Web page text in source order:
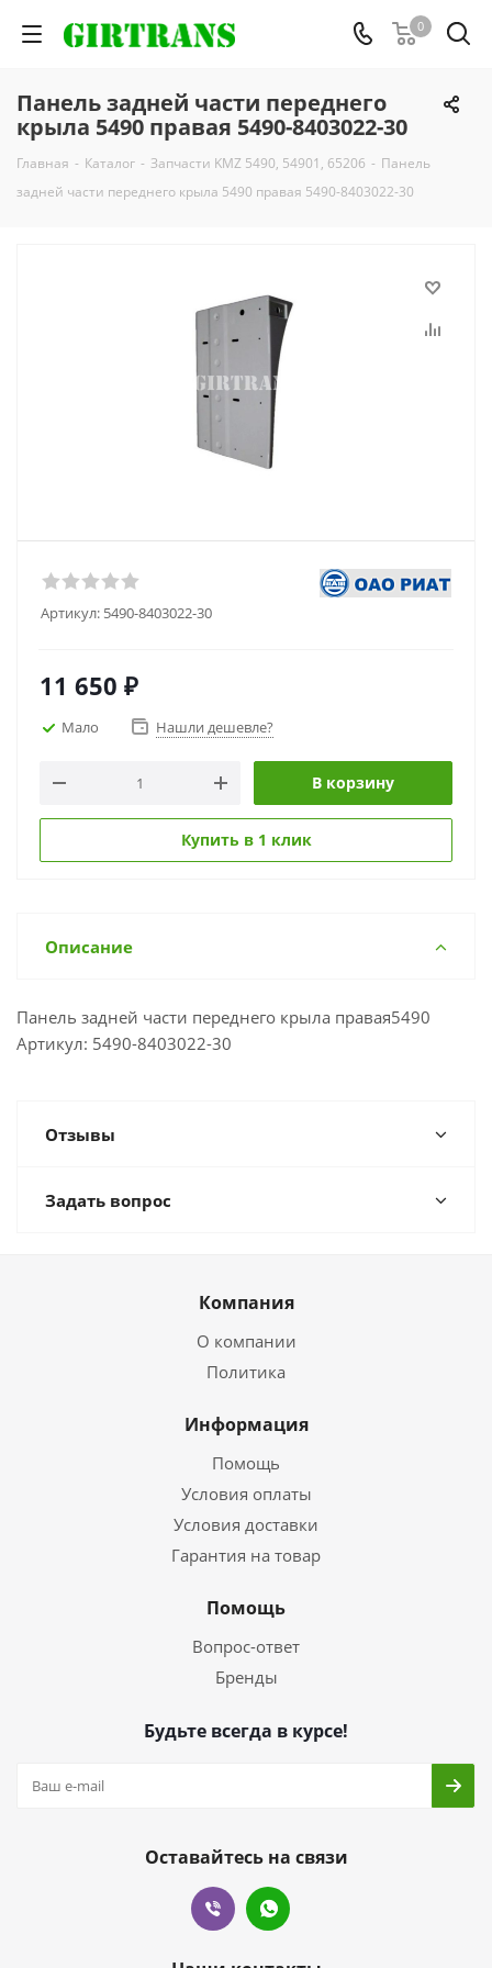
0
Панель задней части переднего
крыла 5490 правая 5490-8403022-30
Главная - Каталог - Запчасти KMZ 5490, 54901, 65206 - Панель
задней части переднего крыла 5490 правая 5490-8403022-30
Артикул: 5490-8403022-30
11 650 ₽
Мало Нашли дешевле?
В корзину
Купить в 1 клик
Описание
Панель задней части переднего крыла правая5490
Артикул: 5490-8403022-30
Отзывы
Задать вопрос
Компания
О компании
Политика
Информация
Помощь
Условия оплаты
Условия доставки
Гарантия на товар
Помощь
Вопрос-ответ
Бренды
Будьте всегда в курсе!
Оставайтесь на связи